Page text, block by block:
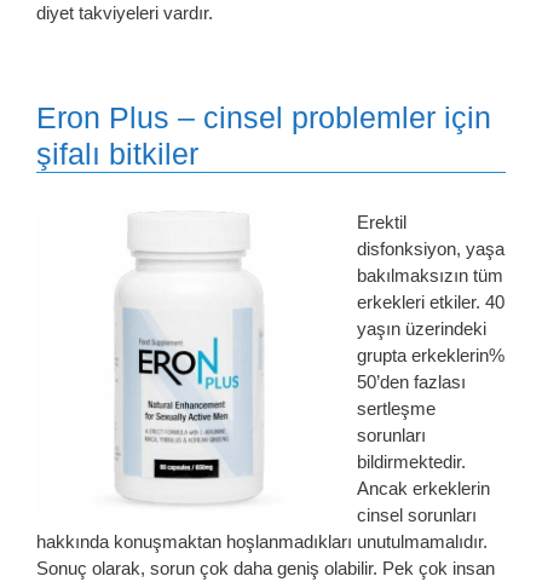
diyet takviyeleri vardır.
Eron Plus – cinsel problemler için
şifalı bitkiler
Erektil
disfonksiyon, yaşa
bakılmaksızın tüm
erkekleri etkiler. 40
yaşın üzerindeki
grupta erkeklerin%
50’den fazlası
sertleşme
sorunları
bildirmektedir.
Ancak erkeklerin
cinsel sorunları
hakkında konuşmaktan hoşlanmadıkları unutulmamalıdır.
Sonuç olarak, sorun çok daha geniş olabilir. Pek çok insan